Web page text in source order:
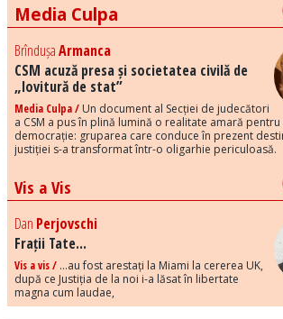
Media Culpa
BrîndușaArmanca
CSM acuză presa și societatea civilă de
„lovitură de stat”
Media Culpa / Un document al Secției de judecători
a CSM a pus în plină lumină o realitate amară pentru
democrație: gruparea care conduce în prezent
justiției s-a transformat într-o oligarhie periculoasă.
Vis a Vis
Dan Perjovschi
Frații Tate...
Vis a vis / ...au fost arestați la Miami la cererea UK,
după ce Justiția de la noi i-a lăsat în libertate
magna cum laudae,